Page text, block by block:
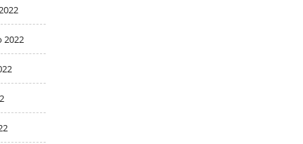
2022